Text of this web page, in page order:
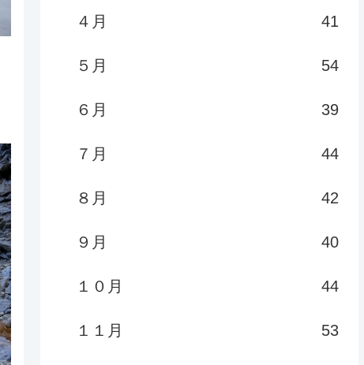
４月 41
５月 54
６月 39
７月 44
８月 42
９月 40
１０月 44
１１月 53